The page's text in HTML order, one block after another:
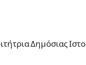
Δημόσιας